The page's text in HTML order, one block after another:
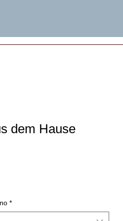
dem Hause
*